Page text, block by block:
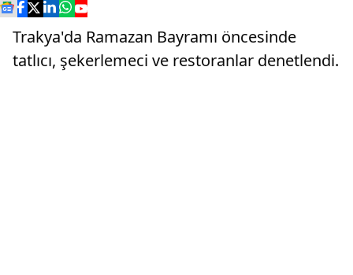
Trakya'da Ramazan Bayramı öncesinde
tatlıcı, şekerlemeci ve restoranlar denetlendi.